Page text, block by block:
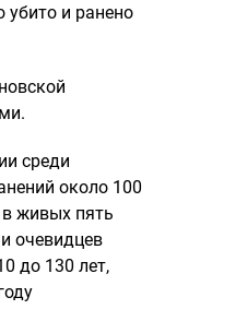
и ранено
среди
около 100
в живых пять
очевидцев
до 130 лет,